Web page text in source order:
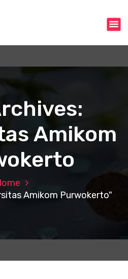
Amikom
Amikom Purwokerto"